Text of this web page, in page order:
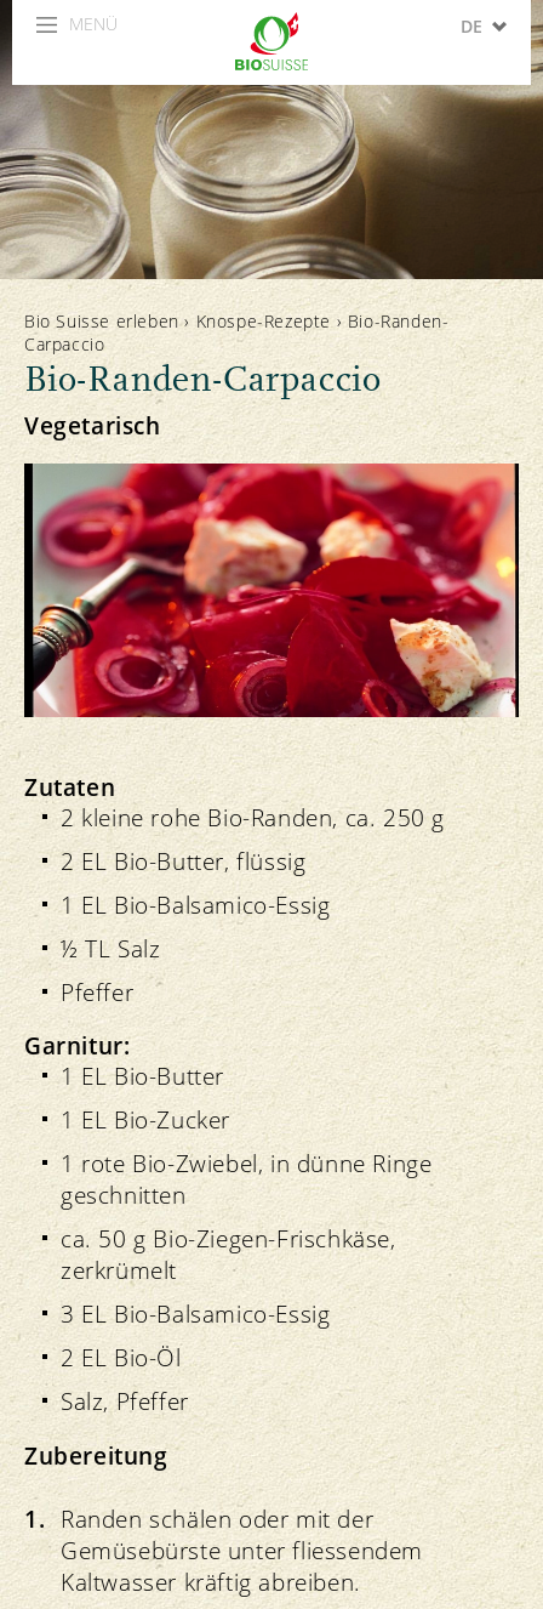
MENÜ DE
ES
Bio Suisse erleben› Knospe-Rezepte› Bio-Randen-
Carpaccio
Bio-Randen-Carpaccio
Vegetarisch
Zutaten
2 kleine rohe Bio-Randen, ca. 250 g
2 EL Bio-Butter, flüssig
1 EL Bio-Balsamico-Essig
½ TL Salz
Pfeffer
Garnitur:
1 EL Bio-Butter
1 EL Bio-Zucker
1 rote Bio-Zwiebel, in dünne Ringe
geschnitten
ca. 50 g Bio-Ziegen-Frischkäse,
zerkrümelt
3 EL Bio-Balsamico-Essig
2 EL Bio-Öl
Salz, Pfeffer
Zubereitung
Randen schälen oder mit der
Gemüsebürste unter fliessendem
Kaltwasser kräftig abreiben.